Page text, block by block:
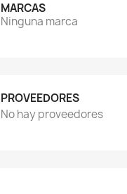
MARCAS
Ninguna marca
PROVEEDORES
No hay proveedores